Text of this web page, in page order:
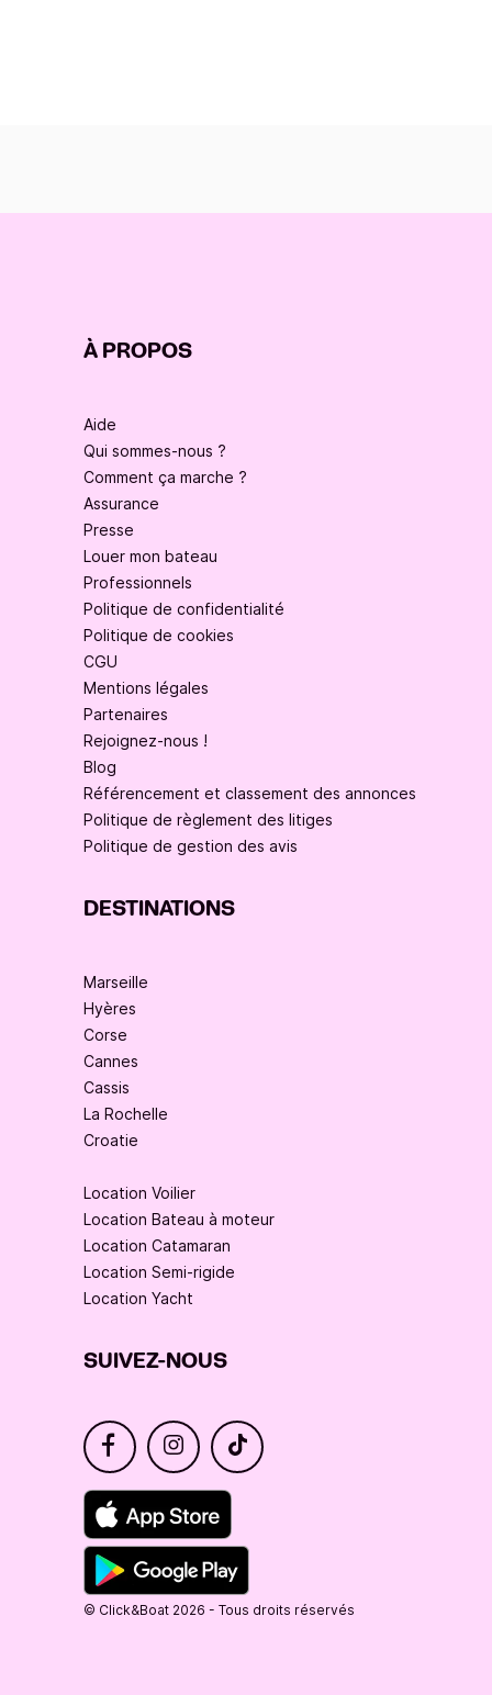
À PROPOS
Aide
Qui sommes-nous ?
Comment ça marche ?
Assurance
Presse
Louer mon bateau
Professionnels
Politique de confidentialité
Politique de cookies
CGU
Mentions légales
Partenaires
Rejoignez-nous !
Blog
Référencement et classement des annonces
Politique de règlement des litiges
Politique de gestion des avis
DESTINATIONS
Marseille
Hyères
Corse
Cannes
Cassis
La Rochelle
Croatie
Location Voilier
Location Bateau à moteur
Location Catamaran
Location Semi-rigide
Location Yacht
SUIVEZ-NOUS
© Click&Boat 2026 - Tous droits réservés